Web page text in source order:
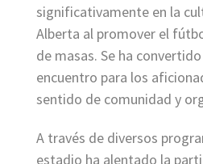
significativamente en la
Alberta al promover el
de masas. Se ha
encuentro para los
sentido de comunidad y
A través de diversos
estadio ha alentado la